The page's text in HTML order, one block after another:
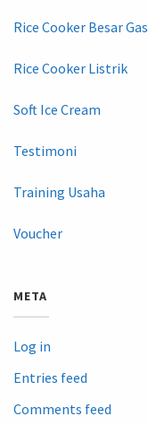
Rice Cooker Besar Gas
Rice Cooker Listrik
Soft Ice Cream
Testimoni
Training Usaha
Voucher
META
Log in
Entries feed
Comments feed